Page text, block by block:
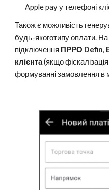
Apple pay у телефоні
Також є можливість
будь-якоготипу оплати.
підключення ПРРО Defin,
клієнта(якщо
формуванні замовлення в